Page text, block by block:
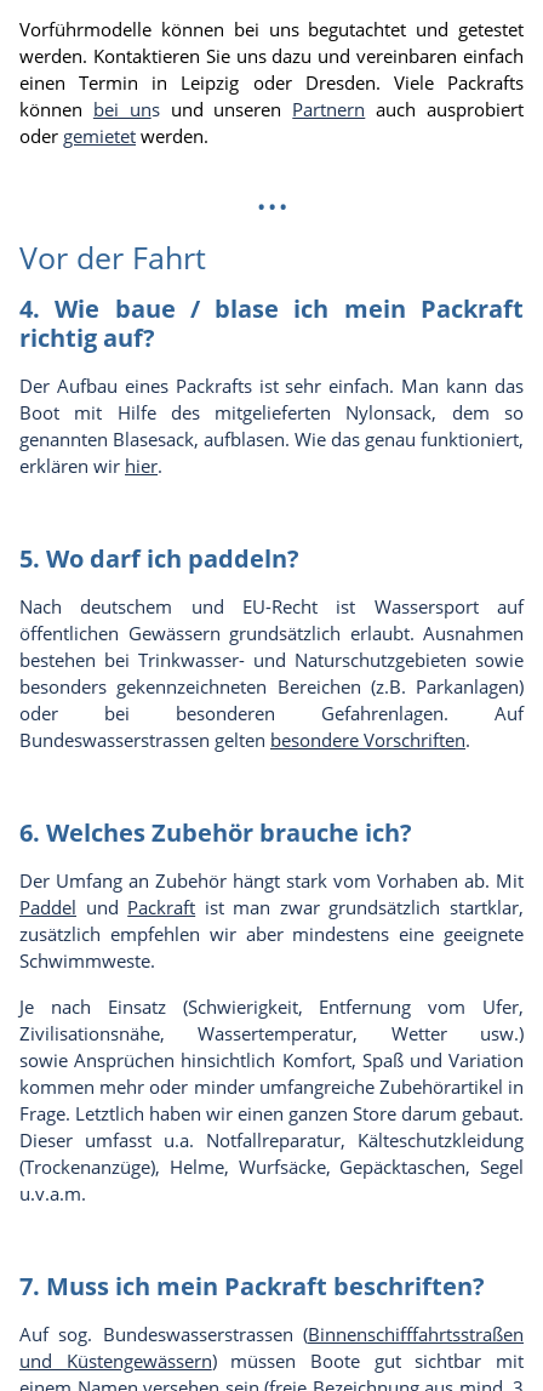
Vorführmodelle können bei uns begutachtet und getestet
werden. Kontaktieren Sie uns dazu und vereinbaren einfach
einen Termin in Leipzig oder Dresden. Viele Packrafts
können bei unsund unseren Partnern auch ausprobiert
oder gemietet werden.
...
Vor der Fahrt
4.Wie baue / blase ich mein Packraft
richtig auf?
Der Aufbau eines Packrafts ist sehr einfach. Man kann das
Boot mit Hilfe des mitgelieferten Nylonsack, dem so
genannten Blasesack, aufblasen. Wie das genau funktioniert,
erklären wir hier.
5. Wo darf ich paddeln?
Nach deutschem und EU-Recht ist Wassersport auf
öffentlichen Gewässern grundsätzlich erlaubt. Ausnahmen
bestehen bei Trinkwasser- und Naturschutzgebieten sowie
besonders gekennzeichneten Bereichen (z.B. Parkanlagen)
oder bei besonderen Gefahrenlagen. Auf
Bundeswasserstrassen gelten besondere Vorschriften.
6. Welches Zubehör brauche ich?
Der Umfang an Zubehör hängt stark vom Vorhaben ab. Mit
Paddel und Packraft ist man zwar grundsätzlich startklar,
zusätzlich empfehlen wir aber mindestens eine geeignete
Schwimmweste.
Je nach Einsatz (Schwierigkeit, Entfernung vom Ufer,
Zivilisationsnähe, Wassertemperatur, Wetter usw.)
sowie Ansprüchen hinsichtlich Komfort, Spaß und Variation
kommen mehr oder minder umfangreiche Zubehörartikel in
Frage. Letztlich haben wir einen ganzen Store darum gebaut.
Dieser umfasst u.a. Notfallreparatur, Kälteschutzkleidung
(Trockenanzüge), Helme, Wurfsäcke, Gepäcktaschen, Segel
u.v.a.m.
7. Muss ich mein Packraft beschriften?
Auf sog. Bundeswasserstrassen (Binnenschifffahrtsstraßen
und Küstengewässern) müssen Boote gut sichtbar mit